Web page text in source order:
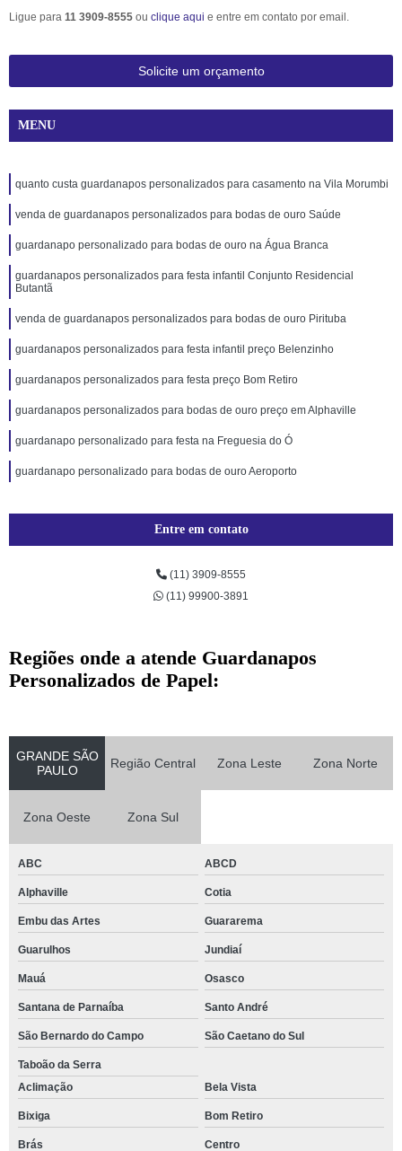
Ligue para 11 3909-8555 ou clique aqui e entre em contato por email.
Solicite um orçamento
MENU
quanto custa guardanapos personalizados para casamento na Vila Morumbi
venda de guardanapos personalizados para bodas de ouro Saúde
guardanapo personalizado para bodas de ouro na Água Branca
guardanapos personalizados para festa infantil Conjunto Residencial
Butantã
venda de guardanapos personalizados para bodas de ouro Pirituba
guardanapos personalizados para festa infantil preço Belenzinho
guardanapos personalizados para festa preço Bom Retiro
guardanapos personalizados para bodas de ouro preço em Alphaville
guardanapo personalizado para festa na Freguesia do Ó
guardanapo personalizado para bodas de ouro Aeroporto
Entre em contato
(11) 3909-8555
(11) 99900-3891
Regiões onde a atende Guardanapos
Personalizados de Papel:
GRANDE SÃO
PAULO
Região Central Zona Leste Zona Norte
Zona Oeste Zona Sul
ABC ABCD
Alphaville Cotia
Embu das Artes Guararema
Guarulhos Jundiaí
Mauá Osasco
Santana de Parnaíba Santo André
São Bernardo do Campo São Caetano do Sul
Taboão da Serra
Aclimação
Bela Vista
Bixiga Bom Retiro
Brás Centro